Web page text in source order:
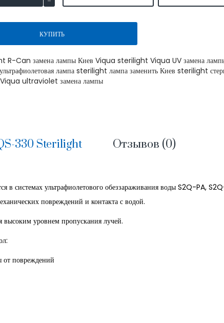
КУПИТЬ
R-Can замена лампы Киев Viqua sterilight Viqua UV замена
лампа sterilight лампа заменить Киев sterilight
ultraviolet замена лампы
330 Sterilight Отзывов (0)
в системах ультрафиолетового обеззараживания воды S2Q-PA,
повреждений и контакта с водой.
высоким уровнем пропускания лучей.
51600.00 грн. 43900.00 грн.
КУПИТЬ
54000.00 грн.